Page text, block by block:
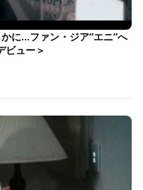
に…ファン・ジア“エニ”へ
ビュー＞